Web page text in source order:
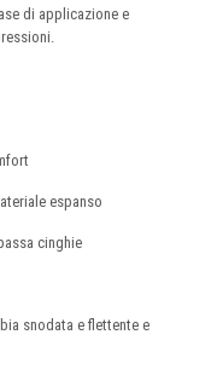
di applicazione e
espanso
cinghie
snodata e flettente e